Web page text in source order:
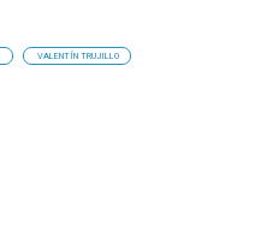
VALENTÍN TRUJILLO